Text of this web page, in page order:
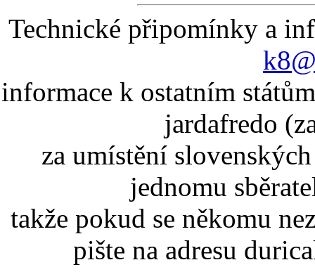
Technické připomínky a
informace k ostatním
jardafredo
za umístění
jednomu
takže pokud se někomu
pište na adresu